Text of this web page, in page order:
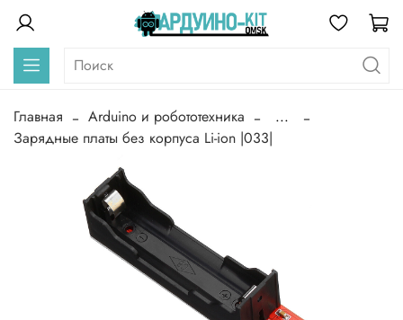
Главная Arduino и робототехника
...
Зарядные платы без корпуса Li-ion |033|